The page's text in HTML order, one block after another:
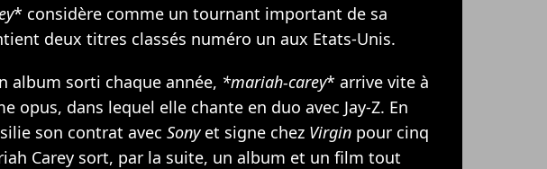
* considère comme un tournant important de sa
deux titres classés numéro un aux Etats-Unis.
album sorti chaque année, *mariah-carey* arrive vite à
opus, dans lequel elle chante en duo avec Jay-Z. En
son contrat avec Sonyet signe chez Virgin pour cinq
Carey sort, par la suite, un album et un film tout